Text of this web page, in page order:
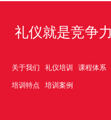
礼仪就是竞争
关于我们 礼仪培训 课程体系
培训特点 培训案例